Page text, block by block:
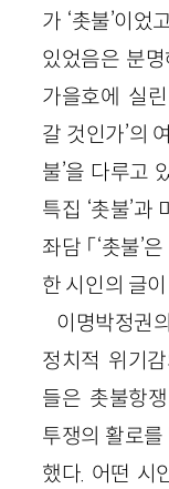
가 ‘촛불’이
있었음은 분명
가을호에 실
갈 것인가’의
불’을 다루고
특집 ‘촛불’과
좌담 「‘촛불’
한 시인의 글
이명박정권
정치적 위기
들은 촛불항
투쟁의 활로
했다. 어떤 시